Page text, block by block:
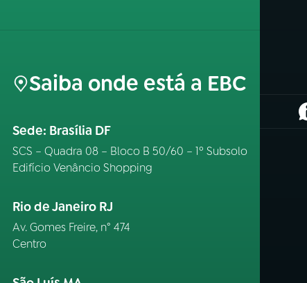
Saiba onde está a EBC
Sede: Brasília DF
SCS – Quadra 08 – Bloco B 50/60 – 1º Subsolo
Edifício Venâncio Shopping
Rio de Janeiro RJ
Av. Gomes Freire, n° 474
Centro